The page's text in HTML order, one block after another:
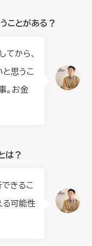
ことがある？
てから、
と思うこ
。お金
は？
きるこ
る可能性